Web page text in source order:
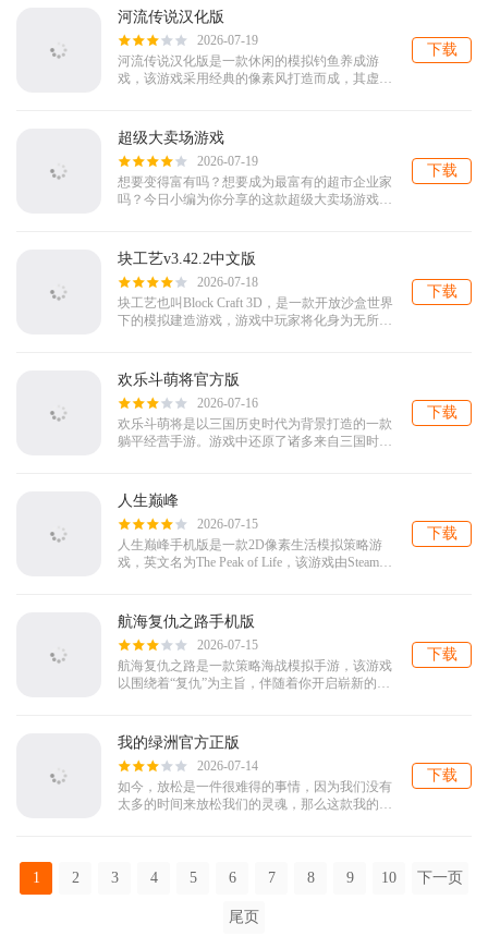
河流传说汉化版
2026-07-19
下载
河流传说汉化版是一款休闲的模拟钓鱼养成游
戏，该游戏采用经典的像素风打造而成，其虚拟
夺...
超级大卖场游戏
2026-07-19
下载
想要变得富有吗？想要成为最富有的超市企业家
吗？今日小编为你分享的这款超级大卖场游戏，
块工艺v3.42.2中文版
2026-07-18
下载
块工艺也叫Block Craft 3D，是一款开放沙盒世界
下的模拟建造游戏，游戏中玩家将化身为无所不
欢乐斗萌将官方版
2026-07-16
下载
欢乐斗萌将是以三国历史时代为背景打造的一款
躺平经营手游。游戏中还原了诸多来自三国时代
人生巅峰
2026-07-15
下载
人生巅峰手机版是一款2D像素生活模拟策略游
戏，英文名为The Peak of Life，该游戏由Steam移
航海复仇之路手机版
2026-07-15
下载
航海复仇之路是一款策略海战模拟手游，该游戏
以围绕着“复仇”为主旨，伴随着你开启崭新的航
我的绿洲官方正版
2026-07-14
下载
如今，放松是一件很难得的事情，因为我们没有
太多的时间来放松我们的灵魂，那么这款我的绿
1 2 3 4 5 6 7 8 9 10 下一页
尾页